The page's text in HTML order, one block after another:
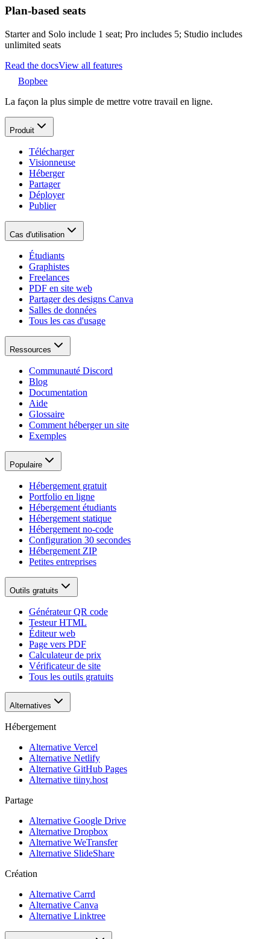
Plan-based seats
Starter and Solo include 1 seat; Pro includes 5; Studio includes
unlimited seats
Read the docsView all features
Bopbee
La façon la plus simple de mettre votre travail en ligne.
Produit
Télécharger
Visionneuse
Héberger
Partager
Déployer
Publier
Cas d'utilisation
Étudiants
Graphistes
Freelances
PDF en site web
Partager des designs Canva
Salles de données
Tous les cas d'usage
Ressources
Communauté Discord
Blog
Documentation
Aide
Glossaire
Comment héberger un site
Exemples
Populaire
Hébergement gratuit
Portfolio en ligne
Hébergement étudiants
Hébergement statique
Hébergement no-code
Configuration 30 secondes
Hébergement ZIP
Petites entreprises
Outils gratuits
Générateur QR code
Testeur HTML
Éditeur web
Page vers PDF
Calculateur de prix
Vérificateur de site
Tous les outils gratuits
Alternatives
Hébergement
Alternative Vercel
Alternative Netlify
Alternative GitHub Pages
Alternative tiiny.host
Partage
Alternative Google Drive
Alternative Dropbox
Alternative WeTransfer
Alternative SlideShare
Création
Alternative Carrd
Alternative Canva
Alternative Linktree